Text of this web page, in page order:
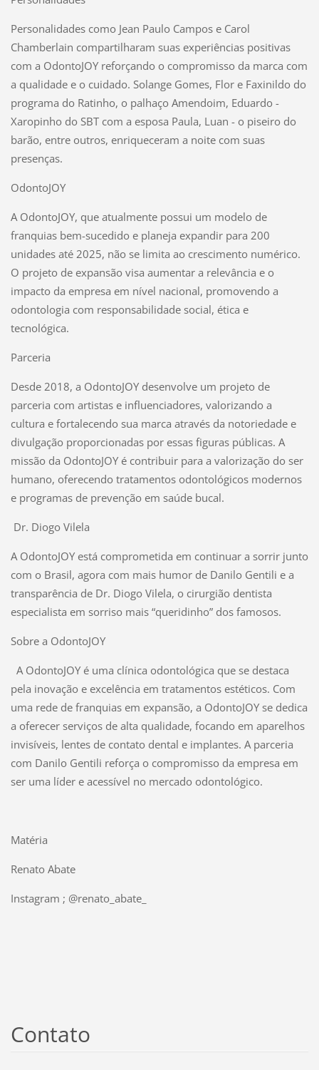
Personalidades como Jean Paulo Campos e Carol
Chamberlain compartilharam suas experiências positivas
com a OdontoJOY reforçando o compromisso da marca com
a qualidade e o cuidado. Solange Gomes, Flor e Faxinildo do
programa do Ratinho, o palhaço Amendoim, Eduardo -
Xaropinho do SBT com a esposa Paula, Luan - o piseiro do
barão, entre outros, enriqueceram a noite com suas
presenças.
OdontoJOY
A OdontoJOY, que atualmente possui um modelo de
franquias bem-sucedido e planeja expandir para 200
unidades até 2025, não se limita ao crescimento numérico.
O projeto de expansão visa aumentar a relevância e o
impacto da empresa em nível nacional, promovendo a
odontologia com responsabilidade social, ética e
tecnológica.
Parceria
Desde 2018, a OdontoJOY desenvolve um projeto de
parceria com artistas e influenciadores, valorizando a
cultura e fortalecendo sua marca através da notoriedade e
divulgação proporcionadas por essas figuras públicas. A
missão da OdontoJOY é contribuir para a valorização do ser
humano, oferecendo tratamentos odontológicos modernos
e programas de prevenção em saúde bucal.
Dr. Diogo Vilela
A OdontoJOY está comprometida em continuar a sorrir junto
com o Brasil, agora com mais humor de Danilo Gentili e a
transparência de Dr. Diogo Vilela, o cirurgião dentista
especialista em sorriso mais “queridinho” dos famosos.
Sobre a OdontoJOY
A OdontoJOY é uma clínica odontológica que se destaca
pela inovação e excelência em tratamentos estéticos. Com
uma rede de franquias em expansão, a OdontoJOY se dedica
a oferecer serviços de alta qualidade, focando em aparelhos
invisíveis, lentes de contato dental e implantes. A parceria
com Danilo Gentili reforça o compromisso da empresa em
ser uma líder e acessível no mercado odontológico.
Matéria
Renato Abate
Instagram ; @renato_abate_
Contato